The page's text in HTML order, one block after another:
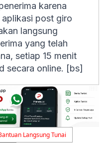
karena
post giro
langsung
yang telah
setiap 15 menit
secara online. [bs]
Langsung Tunai